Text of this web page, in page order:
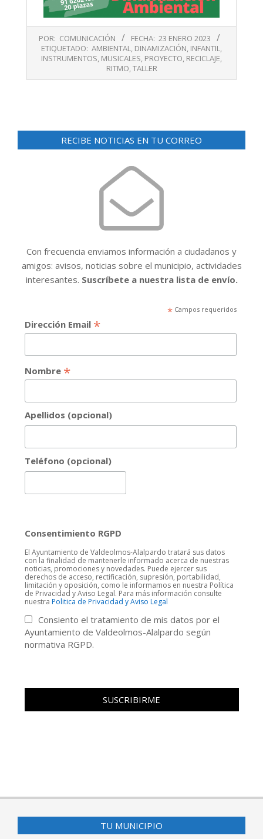
01-
POR: COMUNICACIÓN FECHA: 23 ENERO 2023
ETIQUETADO: AMBIENTAL, DINAMIZACIÓN, INFANTIL,
INSTRUMENTOS, MUSICALES, PROYECTO, RECICLAJE,
RITMO,TALLER
RECIBE NOTICIAS EN TU CORREO
Con frecuencia enviamos información a ciudadanos y
amigos: avisos, noticias sobre el municipio, actividades
interesantes. Suscríbete a nuestra lista de envío.
*Campos requeridos
Dirección Email *
Nombre *
Apellidos (opcional)
Teléfono (opcional)
Consentimiento RGPD
El Ayuntamiento de Valdeolmos-Alalpardo tratará sus datos
con la finalidad de mantenerle informado acerca de nuestras
noticias, promociones y novedades. Puede ejercer sus
derechos de acceso, rectificación, supresión, portabilidad,
limitación y oposición, como le informamos en nuestra Política
de Privacidad y Aviso Legal. Para más información consulte
nuestra Politica de Privacidad y Aviso Legal
Consiento el tratamiento de mis datos por el
Ayuntamiento de Valdeolmos-Alalpardo según
normativa RGPD.
TU MUNICIPIO